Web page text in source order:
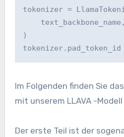
tokenizer =
)
tokenizer.pad_token_id
Im Folgenden finden Sie
mit unserem LLAVA -
Der erste Teil ist der